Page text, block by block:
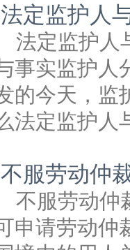
法定监护人
法定监护人
事实监护人
的今天，监
法定监护人
不服劳动仲
不服劳动仲
申请劳动仲